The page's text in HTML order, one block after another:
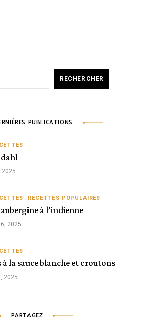
RECHERCHER
PUBLICATIONS
dahl
2025
RECETTES POPULAIRES
à l’indienne
2025
la sauce blanche et croutons
2025
PARTAGEZ